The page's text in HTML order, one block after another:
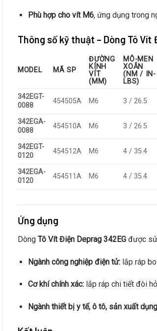
Phù hợp cho vít M6, ứng dụng trong
Thông số kỹ thuật – Dòng Tô Vít
MODEL MÃ SP
ĐƯỜNG
KÍNH
VÍT
(MM)
MÔ-MEN
XOẮN
(NM / IN-
LBS)
342EGT-
0088
454505A M6 3 / 26.5
342EGA-
0088
454510A M6 3 / 26.5
342EGT-
0120
454512A M6 4 / 35.4
342EGA-
0120
454511A M6 4 / 35.4
Ứng dụng
Dòng Tô Vít Điện Deprag 342EG được
Ngành công nghiệp điện tử:lắp ráp bo
Cơ khí chính xác:lắp ráp chi tiết đòi
Ngành thiết bị y tế, ô tô, sản xuất